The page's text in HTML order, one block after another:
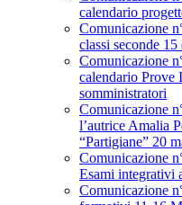
calendario
Comunicazione
classi seconde
Comunicazione
calendario Prove
somministratori
Comunicazione
l’autrice Amalia
“Partigiane” 20
Comunicazione
Esami integrativi
Comunicazione